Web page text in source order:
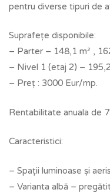
pentru diverse tipuri de
Suprafețe disponibile:
– Parter – 148,1 m² ,
– Nivel 1 (etaj 2) –
– Preț : 3000 Eur/mp.
Rentabilitate anuala de
Caracteristici:
– Spații luminoase și
– Varianta albă –